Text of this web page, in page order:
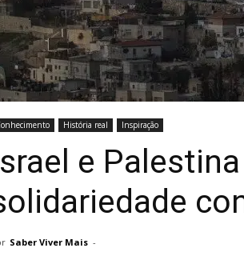
História real Inspiração
e
Saber Viver Mais -